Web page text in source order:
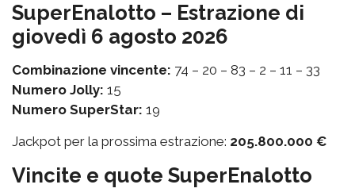
SuperEnalotto – Estrazione di
giovedì 6 agosto 2026
Combinazione vincente: 74 – 20 – 83 – 2 – 11 – 33
Numero Jolly: 15
Numero SuperStar: 19
Jackpot per la prossima estrazione: 205.800.000 €
Vincite e quote SuperEnalotto